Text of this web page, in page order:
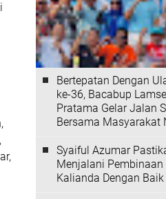
Bertepatan Dengan
ke-36, Bacabup
Pratama Gelar Jalan
Bersama Masyarakat
Syaiful Azumar
Menjalani Pembinaan
Kalianda Dengan Baik